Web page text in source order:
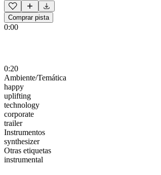
Comprar pista
0:00
0:20
Ambiente/Temática
happy
uplifting
technology
corporate
trailer
Instrumentos
synthesizer
Otras etiquetas
instrumental